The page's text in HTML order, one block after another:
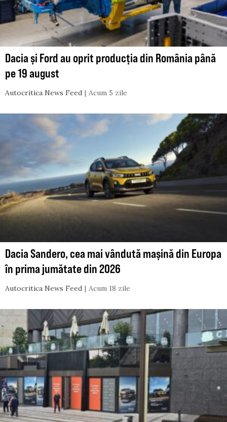
Dacia și Ford au oprit producția din România până
pe 19 august
Autocritica News Feed Acum 5 zile
Dacia Sandero, cea mai vândută mașină din Europa
în prima jumătate din 2026
Autocritica News Feed Acum 18 zile